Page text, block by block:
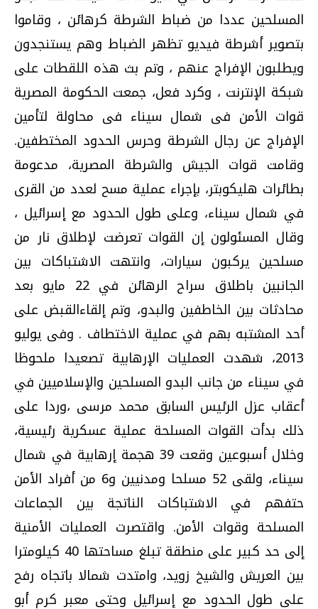
المسلحين عددا من ضباط الشرطة كرهائن ، وقاموا
بتصوير أشرطة فيديو تظهر الضباط وهم يستنجدون
ويطلبون الإفراج عنهم ، وتم بث هذه اللقطات على
شبكة الإنترنت ، وكرد فعل، جمعت الحكومة المصرية
قوات الأمن فى شمال سيناء فى محاولة لتأمين
الإفراج عن رجال الشرطة وحرس الحدود المختطفين.
وقامت قوات الجيش والشرطة المصرية، مدعومة
بطائرات هليكوبتر، بإجراء عملية مسح لعدد من القرى
في شمال سيناء، وعلى طول الحدود مع إسرائيل ،
وقال المسئولون إن القوات تعرضت لإطلاق نار من
مسلحين يركبون سيارات، وانتهت الاشتباكات بين
الجانبين باطلاق سراح الرهائن في 22 مايو بعد
محادثات بين الخاطفين والبدو، وتم إلقاءالقبض على
أحد المشتبه بهم في عملية الاختطاف . وفى يوليو
2013، شهدت العمليات الإرهابية تصعيدا ملحوظا
في سيناء من جانب البدو المسلحين والإسلاميين في
أعقاب عزل الرئيس السابق محمد مرسى ،وردا على
ذلك بدأت القوات المسلحة عملية عسكرية رئيسية،
وخلال أسبوعين وقعت 39 هجمة إرهابية في شمال
سيناء، ولقى 52 مسلحا ومدنيين و6 من أفراد الأمن
حتفهم في الاشتباكات الناتجة بين الجماعات
المسلحة وقوات الأمن. واقتصرت العمليات الأمنية
إلى حد كبير على منطقة تبلغ مساحتها 40 كيلومترا
بين العريش والشيخ زويد، وامتدت شمالا باتجاه رفح
على طول الحدود مع إسرائيل وحتى معبر كرم أبو